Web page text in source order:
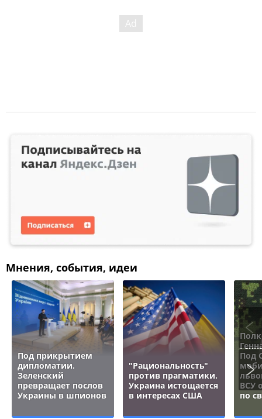
Мнения, события, идеи
Под прикрытием
дипломатии.
Зеленский
превращает послов
Украины в шпионов
"Рациональность"
против прагматики.
Украина истощается
в интересах США
Под
ВСУ
по